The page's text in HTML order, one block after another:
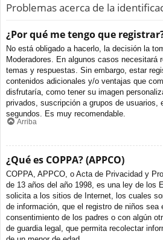
Problemas acerca de la
¿Por qué me tengo que
No está obligado a hacerlo, la decisión la
Moderadores. En algunos casos necesitará
temas y respuestas. Sin embargo, estar
contenidos adicionales y/o ventajas que
disfrutaría, como tener su imagen
privados, suscripción a grupos de usuarios,
segundos. Es muy recomendable.
Arriba
¿Qué es COPPA? (APPCO)
COPPA, APPCO, o Acta de Privacidad y
de 13 años del año 1998, es una ley de los
solicita a los sitios de Internet, los cuales
de información, que el registro de niños sea
consentimiento de los padres o con algún
de guardia legal, que permita recolectar